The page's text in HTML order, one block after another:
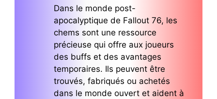
Dans le monde post-
apocalyptique de Fallout 76, les
chems sont une ressource
précieuse qui offre aux joueurs
des buffs et des avantages
temporaires. Ils peuvent être
trouvés, fabriqués ou achetés
dans le monde ouvert et aident à